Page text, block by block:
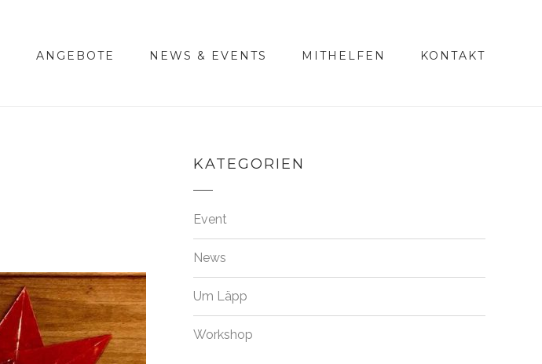
ANGEBOTE NEWS & EVENTS MITHELFEN KONTAKT
KATEGORIEN
Event
News
Um Läpp
Workshop